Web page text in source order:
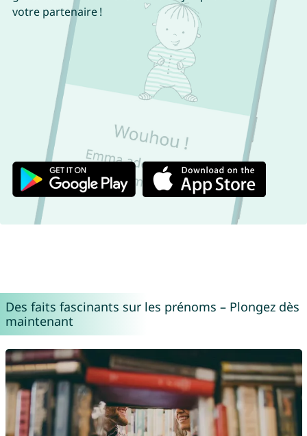
votre partenaire !
Des faits fascinants sur les prénoms – Plongez dès
maintenant